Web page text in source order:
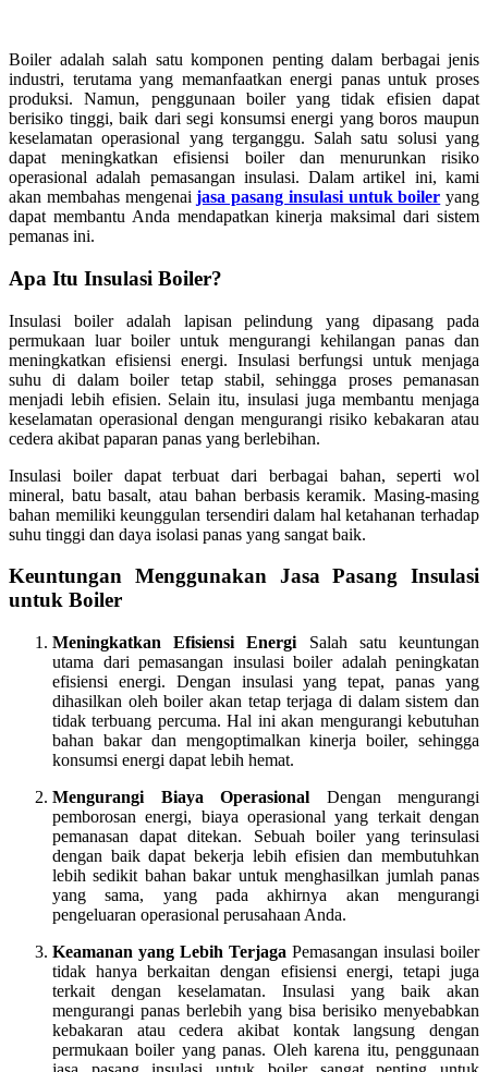
Boiler adalah salah satu komponen penting dalam berbagai jenis
industri, terutama yang memanfaatkan energi panas untuk proses
produksi. Namun, penggunaan boiler yang tidak efisien dapat
berisiko tinggi, baik dari segi konsumsi energi yang boros maupun
keselamatan operasional yang terganggu. Salah satu solusi yang
dapat meningkatkan efisiensi boiler dan menurunkan risiko
operasional adalah pemasangan insulasi. Dalam artikel ini, kami
akan membahas mengenaijasa pasang insulasi untuk boiler yang
dapat membantu Anda mendapatkan kinerja maksimal dari sistem
pemanas ini.
Apa Itu Insulasi Boiler?
Insulasi boiler adalah lapisan pelindung yang dipasang pada
permukaan luar boiler untuk mengurangi kehilangan panas dan
meningkatkan efisiensi energi. Insulasi berfungsi untuk menjaga
suhu di dalam boiler tetap stabil, sehingga proses pemanasan
menjadi lebih efisien. Selain itu, insulasi juga membantu menjaga
keselamatan operasional dengan mengurangi risiko kebakaran atau
cedera akibat paparan panas yang berlebihan.
Insulasi boiler dapat terbuat dari berbagai bahan, seperti wol
mineral, batu basalt, atau bahan berbasis keramik. Masing-masing
bahan memiliki keunggulan tersendiri dalam hal ketahanan terhadap
suhu tinggi dan daya isolasi panas yang sangat baik.
Keuntungan Menggunakan Jasa Pasang Insulasi
untuk Boiler
Meningkatkan Efisiensi Energi Salah satu keuntungan
utama dari pemasangan insulasi boiler adalah peningkatan
efisiensi energi. Dengan insulasi yang tepat, panas yang
dihasilkan oleh boiler akan tetap terjaga di dalam sistem dan
tidak terbuang percuma. Hal ini akan mengurangi kebutuhan
bahan bakar dan mengoptimalkan kinerja boiler, sehingga
konsumsi energi dapat lebih hemat.
Mengurangi Biaya Operasional Dengan mengurangi
pemborosan energi, biaya operasional yang terkait dengan
pemanasan dapat ditekan. Sebuah boiler yang terinsulasi
dengan baik dapat bekerja lebih efisien dan membutuhkan
lebih sedikit bahan bakar untuk menghasilkan jumlah panas
yang sama, yang pada akhirnya akan mengurangi
pengeluaran operasional perusahaan Anda.
Keamanan yang Lebih Terjaga Pemasangan insulasi boiler
tidak hanya berkaitan dengan efisiensi energi, tetapi juga
terkait dengan keselamatan. Insulasi yang baik akan
mengurangi panas berlebih yang bisa berisiko menyebabkan
kebakaran atau cedera akibat kontak langsung dengan
permukaan boiler yang panas. Oleh karena itu, penggunaan